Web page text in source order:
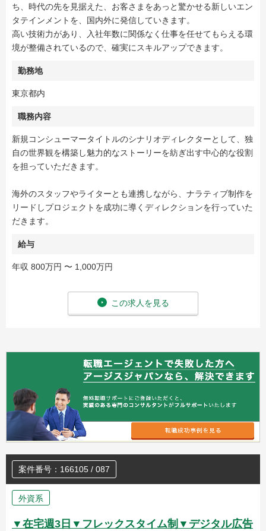
ち、時代の先を見据えた、お客さまをあっと驚かせる新しいエン
タテインメントを、国内外に発信していきます。
高い技術力があり、入社年数に関係なく仕事を任せてもらえる環
境が整備されているので、確実にスキルアップできます。
勤務地
東京都内
職務内容
新規コンシューマータイトルのシナリオディレクターとして、独
自の世界観を構築し魅力的なストーリーを紡ぎ出す中心的な役割
を担っていただきます。
海外のスタッフやライターとも連携しながら、ナラティブ制作を
リードしプロジェクトを成功に導くディレクションを行っていた
だきます。
給与
年収 800万円 〜 1,000万円
この求人を見る
案件番号：166105 / 087
外資系
▼在宅週3日▼フレックスタイム制▼デジタル広告